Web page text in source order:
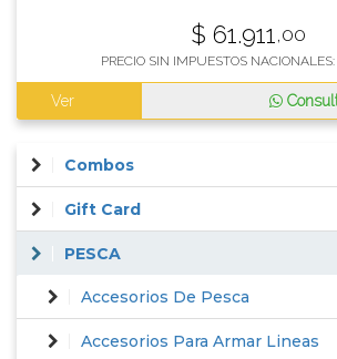
$ 61.911 ,00
PRECIO SIN IMPUESTOS NACIONALES:
Ver
Combos
Gift Card
PESCA
Accesorios De Pesca
Accesorios Para Armar Lineas